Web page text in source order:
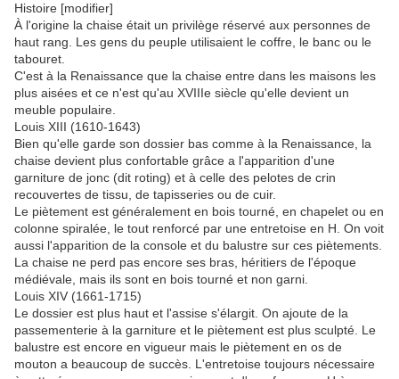
Histoire [modifier]
À l'origine la chaise était un privilège réservé aux personnes de
haut rang. Les gens du peuple utilisaient le coffre, le banc ou le
tabouret.
C'est à la Renaissance que la chaise entre dans les maisons les
plus aisées et ce n'est qu'au XVIIIe siècle qu'elle devient un
meuble populaire.
Louis XIII (1610-1643)
Bien qu'elle garde son dossier bas comme à la Renaissance, la
chaise devient plus confortable grâce a l'apparition d'une
garniture de jonc (dit roting) et à celle des pelotes de crin
recouvertes de tissu, de tapisseries ou de cuir.
Le piètement est généralement en bois tourné, en chapelet ou en
colonne spiralée, le tout renforcé par une entretoise en H. On voit
aussi l'apparition de la console et du balustre sur ces piètements.
La chaise ne perd pas encore ses bras, héritiers de l'époque
médiévale, mais ils sont en bois tourné et non garni.
Louis XIV (1661-1715)
Le dossier est plus haut et l'assise s'élargit. On ajoute de la
passementerie à la garniture et le piètement est plus sculpté. Le
balustre est encore en vigueur mais le piètement en os de
mouton a beaucoup de succès. L'entretoise toujours nécessaire